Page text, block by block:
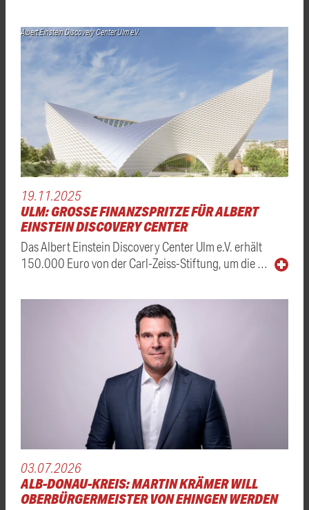
Albert Einstein Discovery Center Ulm e.V.
19.11.2025
ULM: GROSSE FINANZSPRITZE FÜR ALBERT E
INSTEIN DISCOVERY CENTER
Das Albert Einstein Discovery Center Ulm e.V. erhält
150.000 Euro von der Carl-Zeiss-Stiftung, um die …
03.07.2026
ALB-DONAU-KREIS: MARTIN KRÄMER WILL
OBERBÜRGERMEISTER VON EHINGEN WERDEN